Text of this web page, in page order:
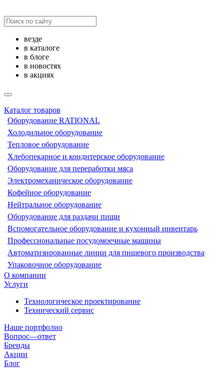
везде
в каталоге
в блоге
в новостях
в акциях
Каталог товаров
Оборудование RATIONAL
Холодильное оборудование
Тепловое оборудование
Хлебопекарное и кондитерское оборудование
Оборудование для переработки мяса
Электромеханическое оборудование
Кофейное оборудование
Нейтральное оборудование
Оборудование для раздачи пищи
Вспомогательное оборудование и кухонный инвентарь
Профессиональные посудомоечные машины
Автоматизированные линии для пищевого производства
Упаковочное оборудование
О компании
Услуги
Технологическое проектирование
Технический сервис
Наше портфолио
Вопрос—ответ
Бренды
Акции
Блог